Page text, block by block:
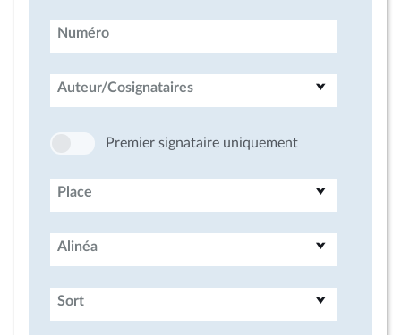
Numéro
Auteur/Cosignataires
Premier signataire uniquement
Place
Alinéa
Sort